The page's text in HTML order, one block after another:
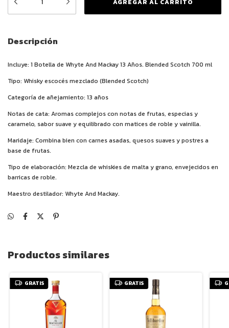
Descripción
Incluye: 1 Botella de Whyte And Mackay 13 Años. Blended Scotch 700 ml
Tipo: Whisky escocés mezclado (Blended Scotch)
Categoría de añejamiento: 13 años
Notas de cata: Aromas complejos con notas de frutas, especias y
caramelo, sabor suave y equilibrado con matices de roble y vainilla.
Maridaje: Combina bien con carnes asadas, quesos suaves y postres a
base de frutas.
Tipo de elaboración: Mezcla de whiskies de malta y grano, envejecidos en
barricas de roble.
Maestro destilador: Whyte And Mackay.
Productos similares
GRATIS GRATIS